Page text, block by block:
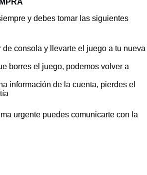
y debes tomar las siguientes
de consola y llevarte el juego a tu nueva
borres el juego, podemos volver a
información de la cuenta, pierdes el
urgente puedes comunicarte con la